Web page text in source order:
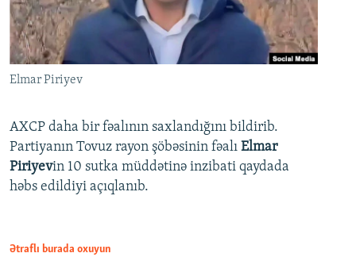
Elmar Piriyev
AXCP daha bir fəalının saxlandığını bildirib.
Partiyanın Tovuz rayon şöbəsinin fəalı Elmar
Piriyevin 10 sutka müddətinə inzibati qaydada
həbs edildiyi açıqlanıb.
Ətraflı burada oxuyun